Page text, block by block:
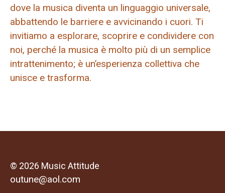
dove la musica diventa un linguaggio universale,
abbattendo le barriere e avvicinando i cuori. Ti
invitiamo a esplorare, scoprire e condividere con
noi, perché la musica è molto più di un semplice
intrattenimento; è un’esperienza collettiva che
unisce e trasforma.
© 2026 Music Attitude
outune@aol.com